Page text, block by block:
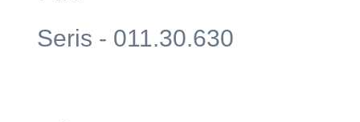
Seris - 011.30.630